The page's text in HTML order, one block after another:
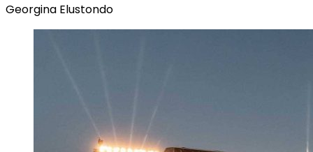
Georgina Elustondo